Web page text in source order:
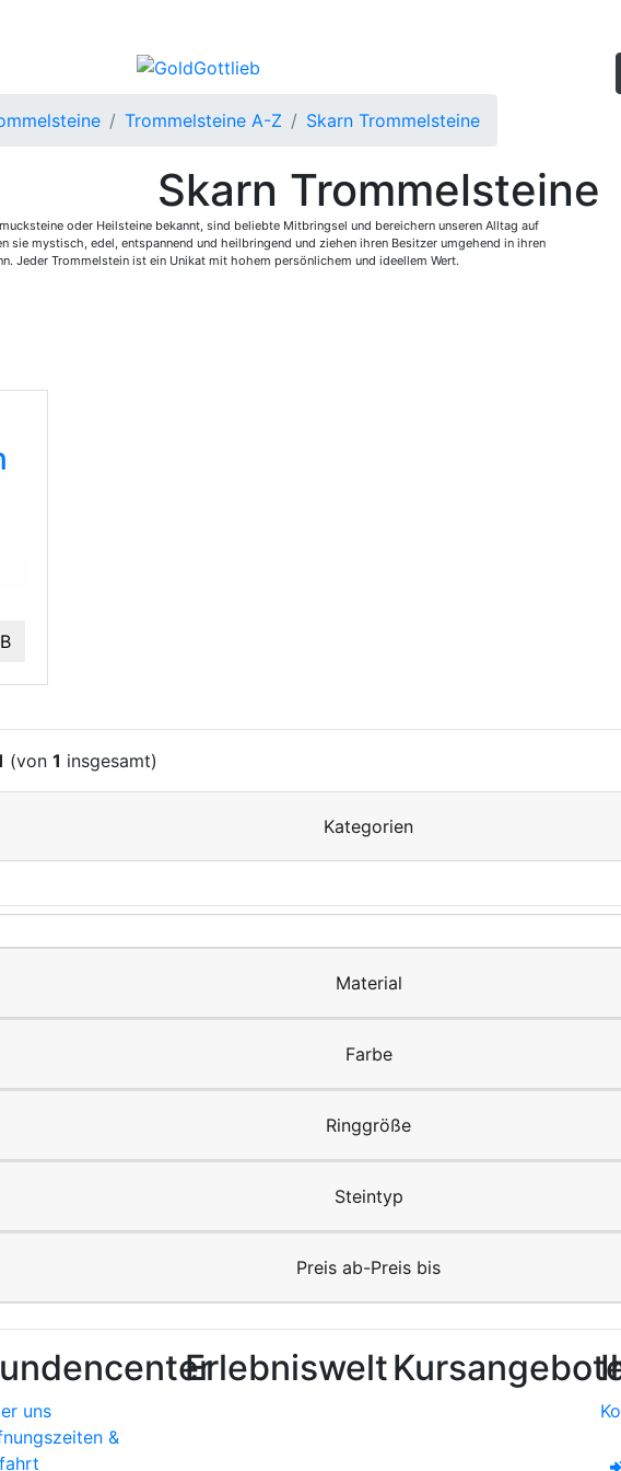
Trommelsteine A-Z Skarn Trommelsteine
Skarn Trommelsteine
oder Heilsteine bekannt, sind beliebte Mitbringsel und bereichern unseren Alltag auf
sie mystisch, edel, entspannend und heilbringend und ziehen ihren Besitzer umgehend in ihren
Jeder Trommelstein ist ein Unikat mit hohem persönlichem und ideellem Wert.
(von 1 insgesamt)
Kategorien
Material
Farbe
Ringgröße
Steintyp
Preis ab-Preis bis
uns
&
Erlebniswelt